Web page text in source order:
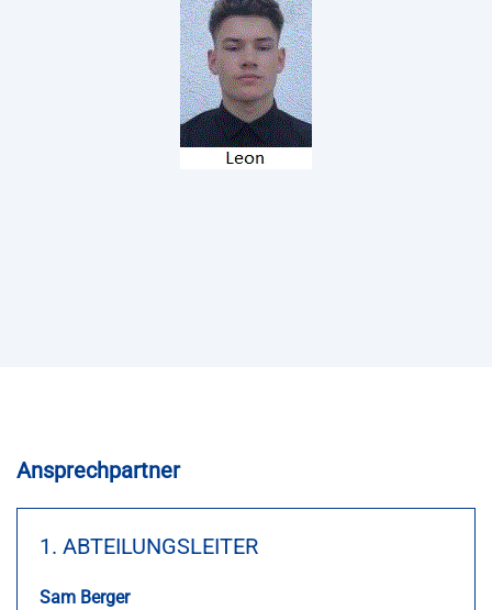
Ansprechpartner
1. ABTEILUNGSLEITER
Sam Berger